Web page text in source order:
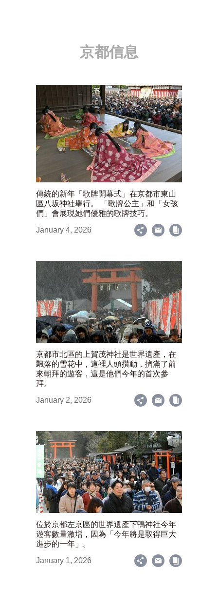
京都信息
傳統的新年「歌牌開幕式」在京都市東山
區八坂神社舉行。 「歌牌公主」和「女孩
們」會展現她們優雅的歌牌技巧。
January 4, 2026
京都市北區的上賀茂神社是世界遺產，在
飄落的雪花中，這裡人頭攢動，擠滿了前
來朝拜的遊客，這是他們今年的首次參
拜。
January 2, 2026
位於京都左京區的世界遺產下鴨神社今年
遊客數量激增，因為「今年將是取得巨大
進步的一年」。
January 1, 2026